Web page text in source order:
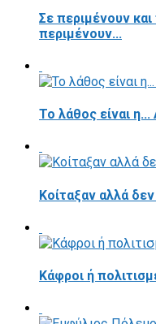
Σε περιμένουν
περιμένουν...
Το λάθος είναι η...
Κοίταξαν αλλά δεν
Κάφροι ή